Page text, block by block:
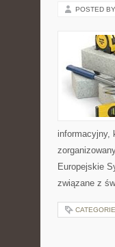
POSTED
informacyjny,
Europejskie
związane z